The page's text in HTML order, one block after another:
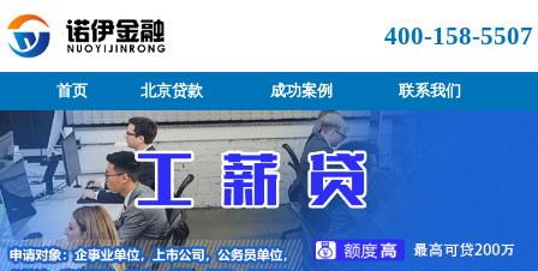
400-158-5507
首页 北京贷款 成功案例 联系我们